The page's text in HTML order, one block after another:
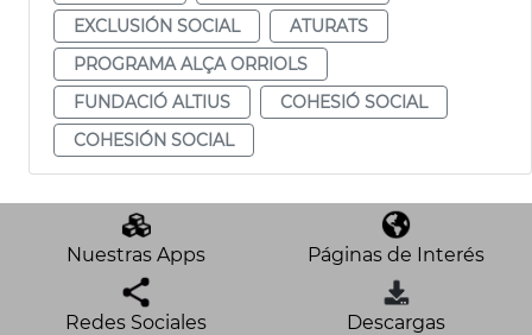
EXCLUSIÓN SOCIAL
ATURATS
PROGRAMA ALÇA ORRIOLS
FUNDACIÓ ALTIUS
COHESIÓ SOCIAL
COHESIÓN SOCIAL
Nuestras Apps Páginas de Interés
Redes Sociales Descargas